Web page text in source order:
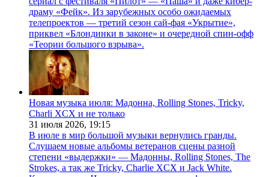
драму «Фейк». Из зарубежных особо ожидаемых
телепроектов — третий сезон сай-фая «Укрытие»,
приквел «Блондинки в законе» и очередной спин-офф
«Теории большого взрыва».
Новая музыка июля: Мадонна, Rolling Stones, Tricky,
Charli XCX и не только
31 июля 2026, 19:15
В июле в мир большой музыки вернулись гранды.
Слушаем новые альбомы ветеранов сцены разной
степени «выдержки» — Мадонны, Rolling Stones, The
Strokes, а так же Tricky, Charlie XCX и Jack White.